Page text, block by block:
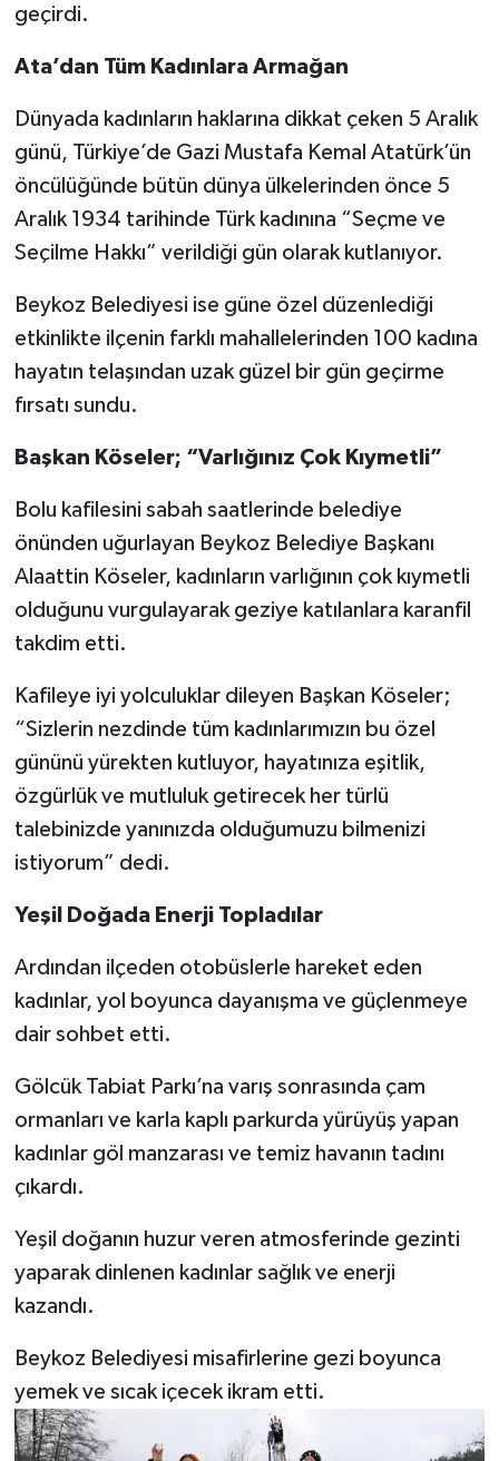
geçirdi.
Ata’dan Tüm Kadınlara Armağan
Dünyada kadınların haklarına dikkat çeken 5 Aralık
günü, Türkiye’de Gazi Mustafa Kemal Atatürk’ün
öncülüğünde bütün dünya ülkelerinden önce 5
Aralık 1934 tarihinde Türk kadınına “Seçme ve
Seçilme Hakkı” verildiği gün olarak kutlanıyor.
Beykoz Belediyesi ise güne özel düzenlediği
etkinlikte ilçenin farklı mahallelerinden 100 kadına
hayatın telaşından uzak güzel bir gün geçirme
fırsatı sundu.
Başkan Köseler; “Varlığınız Çok Kıymetli”
Bolu kafilesini sabah saatlerinde belediye
önünden uğurlayan Beykoz Belediye Başkanı
Alaattin Köseler, kadınların varlığının çok kıymetli
olduğunu vurgulayarak geziye katılanlara karanfil
takdim etti.
Kafileye iyi yolculuklar dileyen Başkan Köseler;
“Sizlerin nezdinde tüm kadınlarımızın bu özel
gününü yürekten kutluyor, hayatınıza eşitlik,
özgürlük ve mutluluk getirecek her türlü
talebinizde yanınızda olduğumuzu bilmenizi
istiyorum” dedi.
Yeşil Doğada Enerji Topladılar
Ardından ilçeden otobüslerle hareket eden
kadınlar, yol boyunca dayanışma ve güçlenmeye
dair sohbet etti.
Gölcük Tabiat Parkı’na varış sonrasında çam
ormanları ve karla kaplı parkurda yürüyüş yapan
kadınlar göl manzarası ve temiz havanın tadını
çıkardı.
Yeşil doğanın huzur veren atmosferinde gezinti
yaparak dinlenen kadınlar sağlık ve enerji
kazandı.
Beykoz Belediyesi misafirlerine gezi boyunca
yemek ve sıcak içecek ikram etti.